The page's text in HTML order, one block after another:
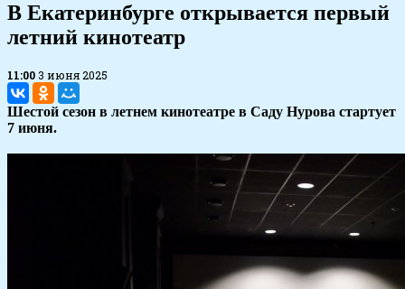
​В Екатеринбурге открывается первый
летний кинотеатр
11:00 3 июня 2025
Шестой сезон в летнем кинотеатре в Саду Нурова стартует
7 июня.